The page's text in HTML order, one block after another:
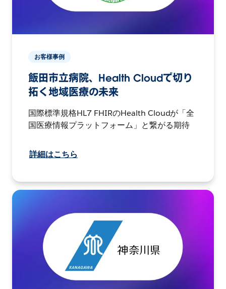
お客様事例
飯田市立病院、Health Cloudで切り
拓く地域医療の未来
国際標準規格HL7 FHIRのHealth Cloudが「全
国医療情報プラットフォーム」と繋がる期待
詳細はこちら